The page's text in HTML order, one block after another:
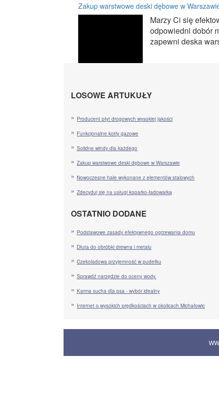
Zakup warstwowe deski dębowe w
Marzy Ci się
odpowiedni dobór
zapewni deska
LOSOWE ARTUKUŁY
Producent płyt drogowych wysokiej jakości
Funkcjonalne kotły gazowe
Solidne windy dla każdego
Zakup warstwowe deski dębowe w Warszawie
Nowoczesne hale wykonane z elementów stalowych
Zdecyduj się na usługi koparko-ładowarką
OSTATNIO DODANE
Podstawowe zasady efektywnego ogrzewania domu
Dłuta do obróbki drewna i metalu
Czekoladowa przyjemność w pudełku
Sprawdź narzędzie do oceny wody.
Karma sucha dla psa - wybór idealny
Internet o wysokich prędkościach w okolicach Michałowic